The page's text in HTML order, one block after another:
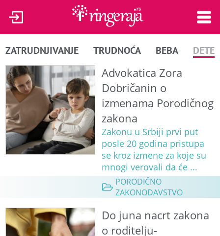
ZATRUDNJIVANJE TRUDNOĆA BEBA DETE
Advokatica Zora
Dobričanin o
izmenama Porodičnog
zakona
Zakonu u Srbiji prvi put
posle 20 godina pristupa
se kroz izmene za koje su
mnogi verovali da će ...
PORODIČNO
ZAKONODAVSTVO
Do juna nacrt zakona
o roditelju-